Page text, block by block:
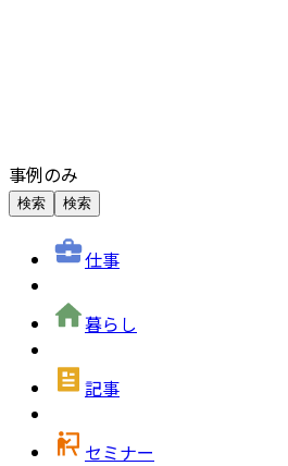
事例のみ
検索 検索
仕事
暮らし
記事
セミナー